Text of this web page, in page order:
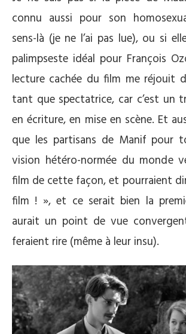
connu aussi pour son
sens-là (je ne l’ai pas lue), ou si
palimpseste idéal pour François
lecture cachée du film me réjouit
tant que spectatrice, car c’est un
en écriture, en mise en scène. Et
que les partisans de Manif pour
vision hétéro-normée du monde
film de cette façon, et pourraient
film ! », et ce serait bien la
aurait un point de vue
feraient rire (même à leur insu).